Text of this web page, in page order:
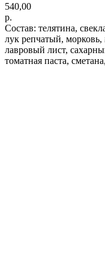
540,00
р.
Состав: телятина,
лук репчатый, морковь,
лавровый лист,
томатная паста,